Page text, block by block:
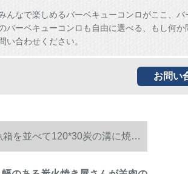
んなで楽しめるバーベキューコンロがここ、バ
バーベキューコンロも自由に選べる、もし何か
い合わせください。
お問い
を並べて120*30炭の溝に焼き